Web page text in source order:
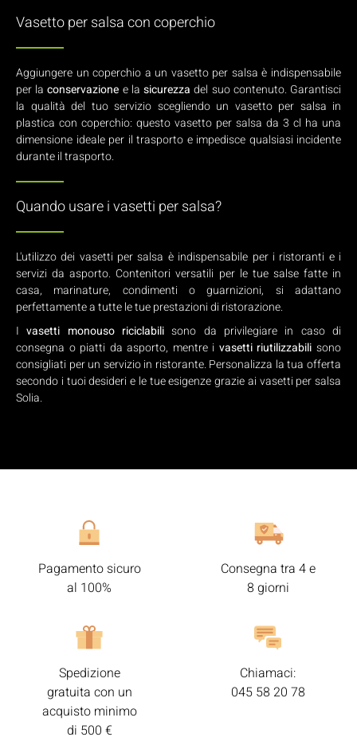
Vasetto per salsa con coperchio
Aggiungere un coperchio a un vasetto per salsa è indispensabile
per laconservazione e lasicurezza del suo contenuto. Garantisci
la qualità del tuo servizio scegliendo un vasetto per salsa in
plastica con coperchio: questo vasetto per salsa da 3 cl ha una
dimensione ideale per il trasporto e impedisce qualsiasi incidente
durante il trasporto.
Quando usare i vasetti per salsa?
L'utilizzo dei vasetti per salsa è indispensabile per i ristoranti e i
servizi da asporto. Contenitori versatili per le tue salse fatte in
casa, marinature, condimenti o guarnizioni, si adattano
perfettamente a tutte le tue prestazioni di ristorazione.
Ivasetti monouso riciclabili sono da privilegiare in caso di
consegna o piatti da asporto, mentre i vasetti riutilizzabili sono
consigliati per un servizio in ristorante. Personalizza la tua offerta
secondo i tuoi desideri e le tue esigenze grazie ai vasetti per salsa
Solia.
Pagamento sicuro
al 100%
Consegna tra 4 e
8 giorni
Spedizione
gratuita con un
acquisto minimo
di 500 €
Chiamaci:
045 58 20 78